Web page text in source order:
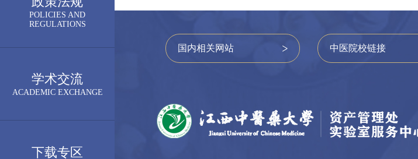
POLICIES AND
REGULATIONS
学术交流
ACADEMIC EXCHANGE
下载专区
国内相关网站 中医院校链接